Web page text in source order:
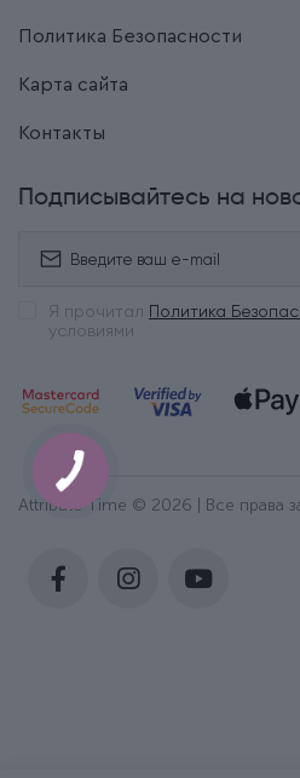
Политика Безопасности
Карта сайта
Контакты
Подписывайтесь на
Я прочитал Политика
условиями
Attribute Time © 2026 | Все права